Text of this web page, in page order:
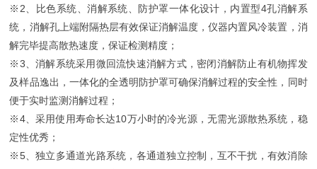
※ 2 、比色系统、消解系统、防护罩一体化设计，内置型4孔消解系
统，消解孔上端附隔热层有效保证消解温度，仪器内置风冷装置，消
解完毕提高散热速度，保证检测精度；
※3 、消解系统采用微回流快速消解方式，密闭消解防止有机物挥发
及样品逸出，一体化的全透明防护罩可确保消解过程的安全性，同时
便于实时监测消解过程；
※4、采用使用寿命长达10万小时的冷光源，无需光源散热系统，稳
定性优秀；
※5、独立多通道光路系统，各通道独立控制，互不干扰，有效消除